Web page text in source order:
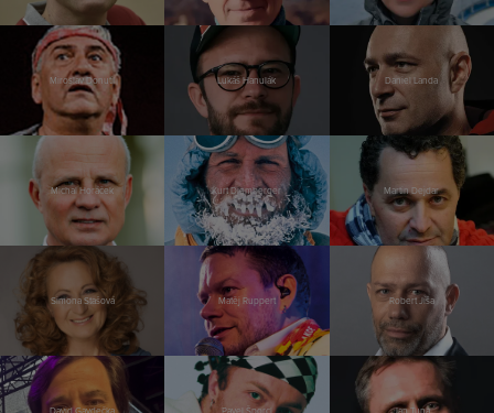
Miroslav Donutil Lukáš Hanulák Daniel Landa
Michal Horáček Kurt Diemberger Martin Dejdar
Simona Stašová Matěj Ruppert Robert Jíša
David Gaydečka Pavel Šporcl Jan Tuna